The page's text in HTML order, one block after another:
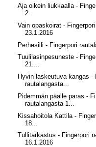
Aja oikein liukkaalla -
2...
Vain opaskoirat -
23.1.2016
Perhesilli - Fingerpori
Tuulilasinpesuneste -
21....
Hyvin laskeutuva kangas -
rautalangasta...
Pidemmän päälle paras -
rautalangasta 1...
Kissahoitola Kattila -
18...
Tullitarkastus - Fingerpori
16.1.2016